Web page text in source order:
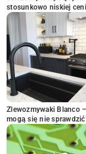
stosunkowo niskiej
Zlewozmywaki Blanco
mogą się nie